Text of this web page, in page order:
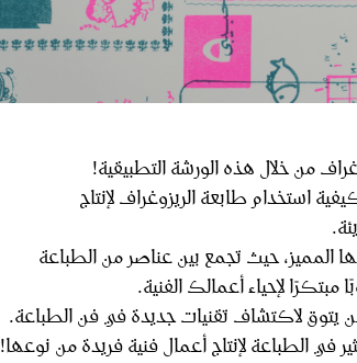
من خلال هذه الورشة التطبيقية!
استخدام طابعة الريزوغراف لإنتاج
المميز، حيث تجمع بين عناصر من الطباعة
مبتكرًا لإحياء أعمالك الفنية.
يتوق لاكتشاف تقنيات جديدة في فن الطباعة.
في الطباعة لإنتاج أعمال فنية فريدة من نوعها!